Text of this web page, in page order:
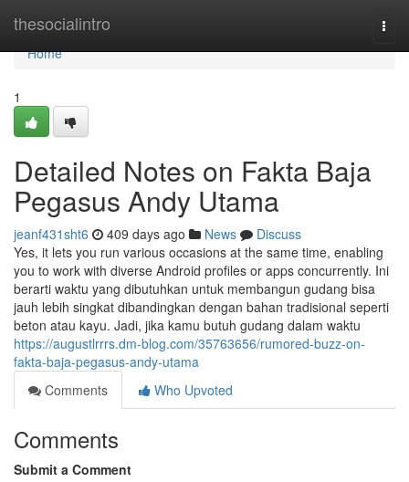
thesocialintro
Home
Home
1
Detailed Notes on Fakta Baja
Pegasus Andy Utama
jeanf431sht6 409 days ago News
Discuss
Yes, it lets you run various occasions at the same time, enabling
you to work with diverse Android profiles or apps concurrently. Ini
berarti waktu yang dibutuhkan untuk membangun gudang bisa
jauh lebih singkat dibandingkan dengan bahan tradisional seperti
beton atau kayu. Jadi, jika kamu butuh gudang dalam waktu
https://augustlrrrs.dm-blog.com/35763656/rumored-buzz-on-
fakta-baja-pegasus-andy-utama
Comments
Who Upvoted
Comments
Submit a Comment